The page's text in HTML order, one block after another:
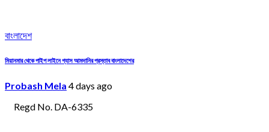
বাংলাদেশ
মিয়ানমার থেকে পাইপ লাইনে গ্যাস আমদানির প্রস্তাব বাংলাদেশের
Probash Mela 4 days ago
Regd No. DA-6335